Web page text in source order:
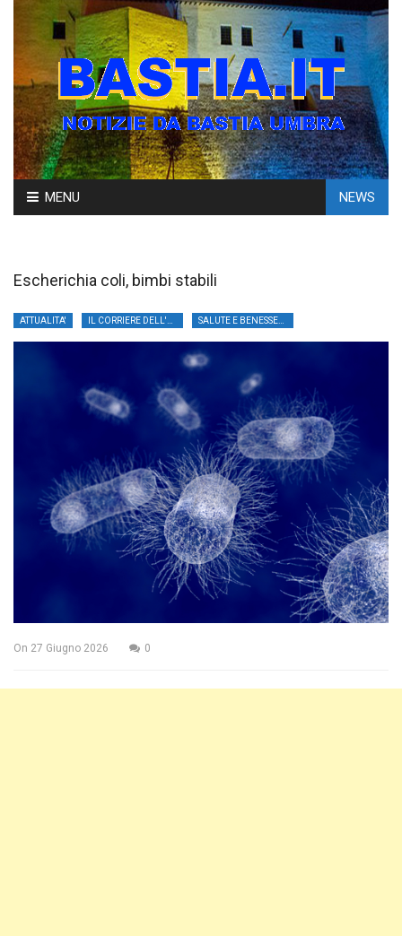
Skip
to
MENU NEWS
Escherichia coli, bimbi stabili
ATTUALITA'
On 27 Giugno 2026 0